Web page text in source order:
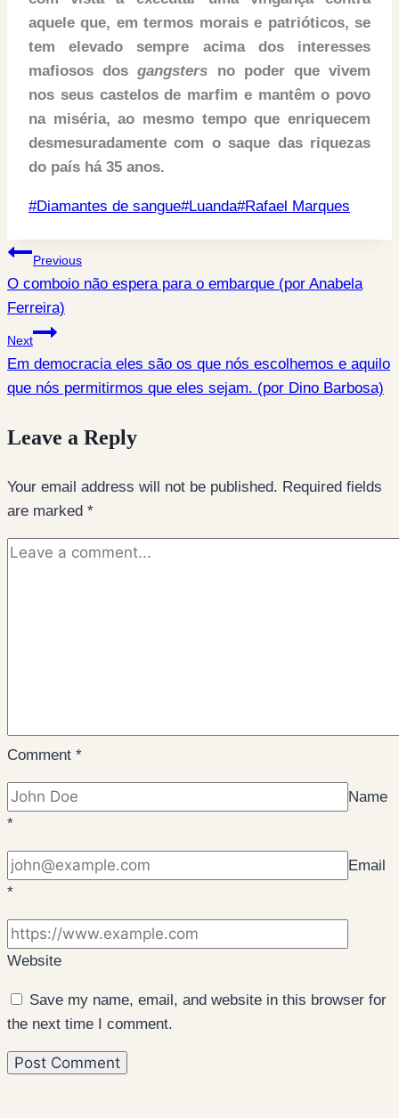
aquele que, em termos morais e patrióticos, se
tem elevado sempre acima dos interesses
mafiosos dosgangsters no poder que vivem
nos seus castelos de marfim e mantêm o povo
na miséria, ao mesmo tempo que enriquecem
desmesuradamente com o saque das riquezas
do país há 35 anos.
Post
#Diamantes de sangue#Luanda#Rafael Marques
Post
navigation
Previous
O comboio não espera para o embarque (por Anabela
Ferreira)
Next
Em democracia eles são os que nós escolhemos e aquilo
que nós permitirmos que eles sejam. (por Dino Barbosa)
Leave a Reply
Your email address will not be published. Required fields
are marked *
Comment *
Name
*
Email
*
Website
Save my name, email, and website in this browser for
the next time I comment.